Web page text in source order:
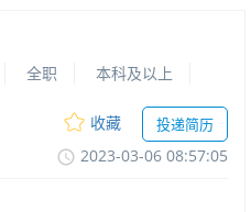
全职
本科及以上
收藏
投递简历
2023-03-0608:57:05